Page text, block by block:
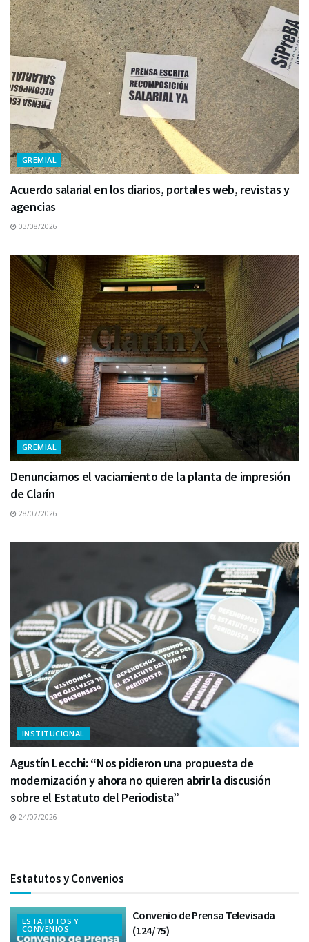
GREMIAL
Acuerdo salarial en los diarios, portales web, revistas y
agencias
03/08/2026
GREMIAL
Denunciamos el vaciamiento de la planta de impresión
de Clarín
28/07/2026
INSTITUCIONAL
Agustín Lecchi: “Nos pidieron una propuesta de
modernización y ahora no quieren abrir la discusión
sobre el Estatuto del Periodista”
24/07/2026
Estatutos y Convenios
ESTATUTOS Y
CONVENIOS
Convenio de Prensa Televisada
(124/75)